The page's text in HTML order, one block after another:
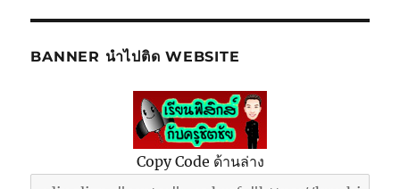
BANNER นำไปติด WEBSITE
Copy Code ด้านล่าง